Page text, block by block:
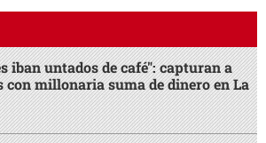
iban untados de café": capturan a
con millonaria suma de dinero en La